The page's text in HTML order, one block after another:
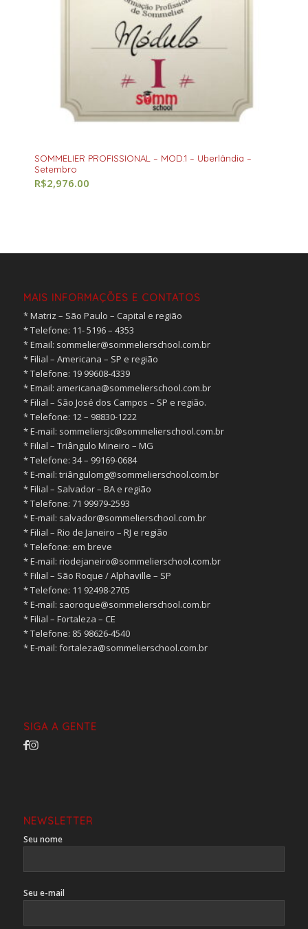
SOMMELIER PROFISSIONAL – MOD.1 – Uberlândia –
Setembro
R$2,976.00
MAIS INFORMAÇÕES E CONTATOS
* Matriz – São Paulo – Capital e região
* ⁠Telefone: 11- 5196 – 4353
* ⁠Email: sommelier@sommelierschool.com.br
* ⁠Filial – Americana – SP e região
* ⁠Telefone: 19 99608-4339
* ⁠Email: americana@sommelierschool.com.br
* ⁠Filial – São José dos Campos – SP e região.
* ⁠Telefone: 12 – 98830-1222
* ⁠E-mail: sommeliersjc@sommelierschool.com.br
* ⁠Filial – Triângulo Mineiro – MG
* ⁠Telefone: 34 – 99169-0684
* ⁠E-mail: triângulomg@sommelierschool.com.br
* ⁠Filial – Salvador – BA e região
* ⁠Telefone: 71 99979-2593
* ⁠E-mail: salvador@sommelierschool.com.br
* ⁠Filial – Rio de Janeiro – RJ e região
* ⁠Telefone: em breve
* ⁠E-mail: riodejaneiro@sommelierschool.com.br
* ⁠Filial – São Roque / Alphaville – SP
* ⁠Telefone: 11 92498-2705
* ⁠E-mail: saoroque@sommelierschool.com.br
* ⁠Filial – Fortaleza – CE
* ⁠Telefone: 85 98626-4540
* ⁠E-mail: fortaleza@sommelierschool.com.br
SIGA A GENTE
NEWSLETTER
Seu nome
Seu e-mail